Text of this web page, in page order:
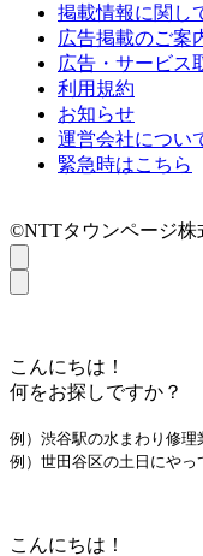
掲載情報に関し
広告掲載のご案
広告・サービス
利用規約
お知らせ
運営会社につい
緊急時はこちら
©NTTタウンページ株
こんにちは！
何をお探しですか？
例）渋谷駅の水まわり修理
例）世田谷区の土日にやっ
こんにちは！